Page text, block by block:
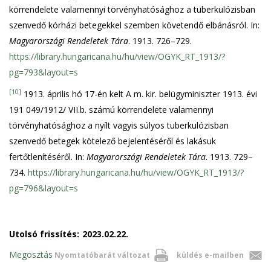
körrendelete valamennyi törvényhatósághoz a tuberkulózisban
szenvedő kórházi betegekkel szemben követendő elbánásról. In:
Magyarországi Rendeletek Tára. 1913. 726–729.
https://library.hungaricana.hu/hu/view/OGYK_RT_1913/?
pg=793&layout=s
[10] 1913. április hó 17-én kelt A m. kir. belügyminiszter 1913. évi
191 049/1912/ VII.b. számú körrendelete valamennyi
törvényhatósághoz a nyílt vagyis súlyos tuberkulózisban
szenvedő betegek kötelező bejelentéséről és lakásuk
fertőtlenítéséről. In: Magyarországi Rendeletek Tára. 1913. 729–
734. https://library.hungaricana.hu/hu/view/OGYK_RT_1913/?
pg=796&layout=s
Utolsó frissítés: 2023.02.22.
Nyomtatóbarát változat küldés e-mailben
Megosztás